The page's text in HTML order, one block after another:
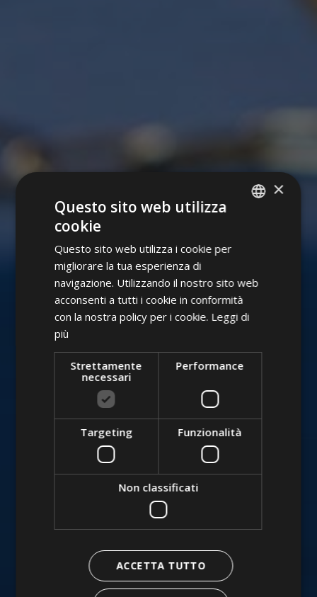
POLISH
×
Questo sito web utilizza
cookie
Questo sito web utilizza i cookie per
migliorare la tua esperienza di
navigazione. Utilizzando il nostro sito web
acconsenti a tutti i cookie in conformità
con la nostra policy per i cookie. Leggi di
più
Strettamente
necessari
Performance
Targeting Funzionalità
Non classificati
ACCETTA TUTTO